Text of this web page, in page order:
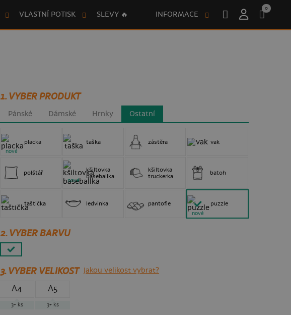
VLASTNÍ POTISK SLEVY 🔥 INFORMACE
0
1. VYBER PRODUKT
Pánské Dámské Hrnky Ostatní
placka
nové
taška zástěra vak
polštář
kšiltovka
baseballka
nové
kšiltovka
truckerka
batoh
taštička ledvinka pantofle puzzle
nové
2. VYBER BARVU
3.VYBER VELIKOST Jakou velikost vybrat?
A4
3+ ks
A5
3+ ks